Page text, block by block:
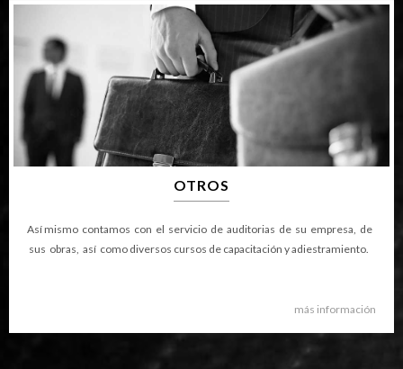
OTROS
Así mismo contamos con el servicio de auditorias de su empresa, de
sus obras, así como diversos cursos de capacitación y adiestramiento.
más información